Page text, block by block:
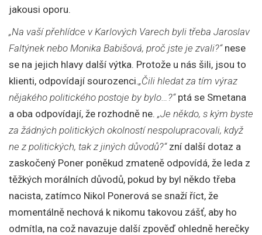
jakousi oporu.
„Na vaší přehlídce v Karlových Varech byli třeba Jaroslav
Faltýnek nebo Monika Babišová, proč jste je zvali?“nese
se na jejich hlavy další výtka. Protože u nás šili, jsou to
klienti, odpovídají sourozenci.„Čili hledat za tím výraz
nějakého politického postoje by bylo…?“ ptá se Smetana
a oba odpovídají, že rozhodně ne. „Je někdo, s kým byste
za žádných politických okolností nespolupracovali, když
ne z politických, tak z jiných důvodů?“zní další dotaz a
zaskočený Poner poněkud zmateně odpovídá, že leda z
těžkých morálních důvodů, pokud by byl někdo třeba
nacista, zatímco Nikol Ponerová se snaží říct, že
momentálně nechová k nikomu takovou zášť, aby ho
odmítla, na což navazuje další zpověď ohledně herečky